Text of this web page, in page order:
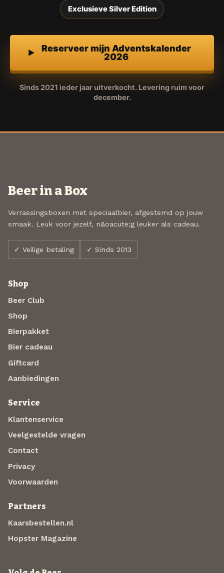
Exclusieve Silver Edition
Reserveer mijn Adventskalender
2026
Sinds 2021 ieder jaar uitverkocht. Levering ruim voor
december.
Beer in a Box
Verrassingsboxen met speciaalbier, afgestemd op jouw
smaak. Leuk voor jezelf, n&oacute;g leuker als cadeau.
✓ Veilige betaling ✓ Sinds 2013
Shop
Beer Club
Shop
Bierpakket
Bier cadeau
Giftcard
Aanbiedingen
Service
Klantenservice
Veelgestelde vragen
Contact
Privacy
Voorwaarden
Partners
Kaarsbestellen.nl
Hopster Magazine